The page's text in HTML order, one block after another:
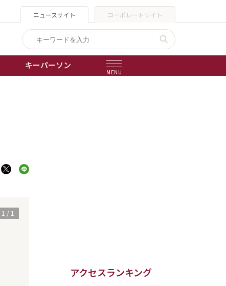
ニュースサイト コーポレートサイト
キーパーソン
MENU
1 / 1
アクセスランキング